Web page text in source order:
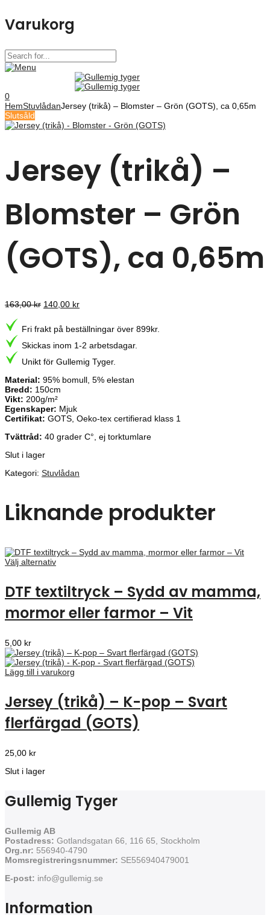
Varukorg
0
HemStuvlådanJersey (trikå) – Blomster – Grön (GOTS), ca 0,65m
Slutsåld
Jersey (trikå) –
Blomster – Grön
(GOTS), ca 0,65m
163,00kr Det
priset
var:
163,00 kr.
140,00 krDet
är:
140,00 kr.
Fri frakt på beställningar över 899kr.
Skickas inom 1-2 arbetsdagar.
Unikt för Gullemig Tyger.
Material: 95% bomull, 5% elestan
Bredd: 150cm
Vikt: 200g/m²
Egenskaper: Mjuk
Certifikat: GOTS, Oeko-tex certifierad klass 1
Tvättråd: 40 grader C°, ej torktumlare
Slut i lager
Kategori: Stuvlådan
Liknande produkter
Välj alternativ
DTF textiltryck – Sydd av mamma,
mormor eller farmor – Vit
5,00 kr
Lägg till i varukorg
Jersey (trikå) – K-pop – Svart
flerfärgad (GOTS)
25,00 kr
Slut i lager
Gullemig Tyger
Gullemig AB
Postadress: Gotlandsgatan 66, 116 65, Stockholm
Org.nr: 556940-4790
Momsregistreringsnummer: SE556940479001
E-post: info@gullemig.se
Information